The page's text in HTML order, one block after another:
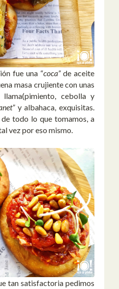
fue una “coca”de aceite
masa crujiente con unas
cebolla y
y albahaca, exquisitas.
todo lo que tomamos, a
vez por eso mismo.
tan satisfactoria pedimos